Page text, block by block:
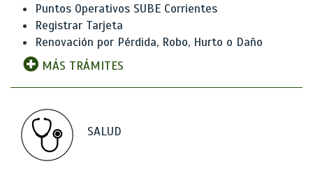
Puntos Operativos SUBE Corrientes
Registrar Tarjeta
Renovación por Pérdida, Robo, Hurto o Daño
MÁS TRÁMITES
SALUD